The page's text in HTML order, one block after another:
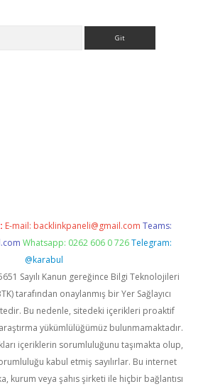
E-mail: backlinkpaneli@gmail.com Teams:
Whatsapp: 0262 606 0 726 Telegram:
@karabul
Sayılı Kanun gereğince Bilgi Teknolojileri
tarafından onaylanmış bir Yer Sağlayıcı
Bu nedenle, sitedeki içerikleri proaktif
yükümlülüğümüz bulunmamaktadır.
içeriklerin sorumluluğunu taşımakta olup,
kabul etmiş sayılırlar. Bu internet
kurum veya şahıs şirketi ile hiçbir bağlantısı